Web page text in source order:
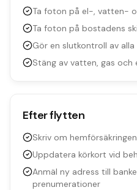
Ta foton på el-, vatten-
Ta foton på bostadens
Gör en slutkontroll av alla
Stäng av vatten, gas och
Efter flytten
Skriv om
Uppdatera körkort vid
Anmäl ny adress till
prenumerationer